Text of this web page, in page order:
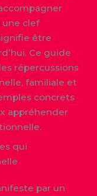
une clef
être
Ce guide
répercussions
familiale et
concrets
appréhender
qui
par un